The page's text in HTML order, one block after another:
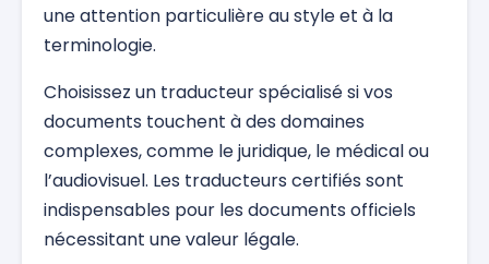
une attention particulière au style et à la
terminologie.
Choisissez un traducteur spécialisé si vos
documents touchent à des domaines
complexes, comme le juridique, le médical ou
l’audiovisuel. Les traducteurs certifiés sont
indispensables pour les documents officiels
nécessitant une valeur légale.